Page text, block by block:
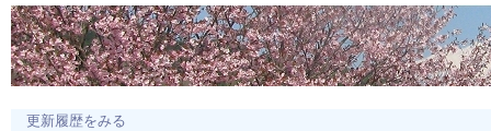
更新履歴をみる